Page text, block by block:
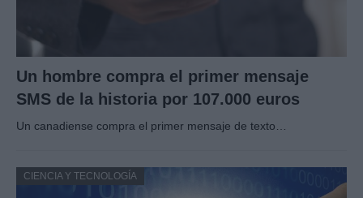
Un hombre compra el primer mensaje
SMS de la historia por 107.000 euros
Un canadiense compra el primer mensaje de texto…
CIENCIA Y TECNOLOGÍA